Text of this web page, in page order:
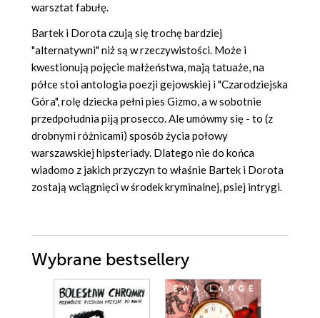
warsztat fabułę.
Bartek i Dorota czują się trochę bardziej
"alternatywni" niż są w rzeczywistości. Może i
kwestionują pojęcie małżeństwa, mają tatuaże, na
półce stoi antologia poezji gejowskiej i "Czarodziejska
Góra", rolę dziecka pełni pies Gizmo, a w sobotnie
przedpołudnia piją prosecco. Ale umówmy się - to (z
drobnymi różnicami) sposób życia połowy
warszawskiej hipsteriady. Dlatego nie do końca
wiadomo z jakich przyczyn to właśnie Bartek i Dorota
zostają wciągnięci w środek kryminalnej, psiej intrygi.
Wybrane bestsellery